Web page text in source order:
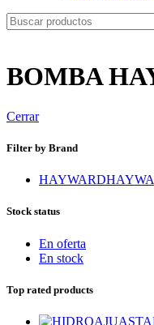
BOMBA
Cerrar
Filter by Brand
HAYWARD
Stock status
En oferta
En stock
Top rated products